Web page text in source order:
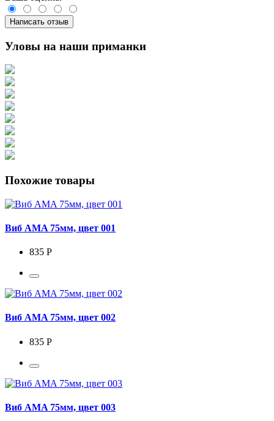
Написать отзыв
Уловы на наши приманки
Похожие товары
Виб AMA 75мм, цвет 001
835 Р
Виб AMA 75мм, цвет 002
835 Р
Виб AMA 75мм, цвет 003